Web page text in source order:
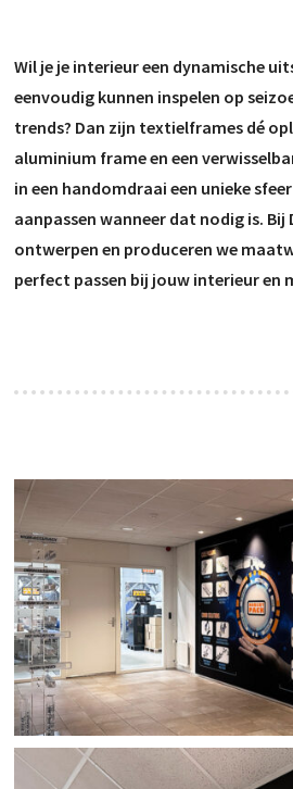
Wil je je interieur een dynamische
eenvoudig kunnen inspelen op
trends? Dan zijn textielframes dé
aluminium frame en een
in een handomdraai een unieke
aanpassen wanneer dat nodig is. Bij
ontwerpen en produceren we
perfect passen bij jouw interieur en